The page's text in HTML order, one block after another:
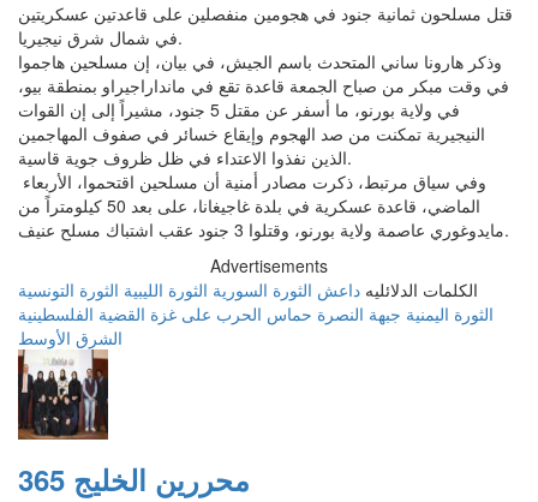
قتل مسلحون ثمانية جنود في هجومين منفصلين على قاعدتين عسكريتين
في شمال شرق نيجيريا.
وذكر هارونا ساني المتحدث باسم الجيش، في بيان، إن مسلحين هاجموا
في وقت مبكر من صباح الجمعة قاعدة تقع في مانداراجيراو بمنطقة بيو،
في ولاية بورنو، ما أسفر عن مقتل 5 جنود، مشيراً إلى إن القوات
النيجيرية تمكنت من صد الهجوم وإيقاع خسائر في صفوف المهاجمين
الذين نفذوا الاعتداء في ظل ظروف جوية قاسية.
الماضي، قاعدة عسكرية في بلدة غاجيغانا، على بعد 50 كيلومتراً من
مايدوغوري عاصمة ولاية بورنو، وقتلوا 3 جنود عقب اشتباك مسلح عنيف.
Advertisements
الكلمات الدلائليه داعش الثورة السورية الثورة الليبية الثورة التونسية
الثورة اليمنية جبهة النصرة حماس الحرب على غزة القضية الفلسطينية
الشرق الأوسط
محررين الخليج 365